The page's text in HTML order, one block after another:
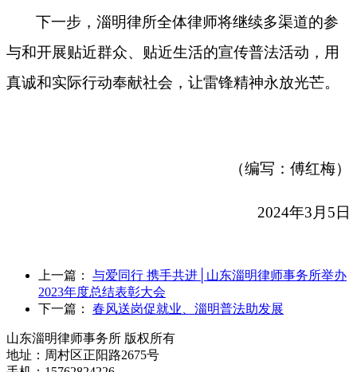
下一步，淄明律所全体律师将继续多渠道的参
与和开展贴近群众、贴近生活的宣传普法活动，用
真诚和实际行动奉献社会，让雷锋精神永放光芒。
（编写：傅红梅）
2024年3月5日
上一篇：
与爱同行 携手共进│山东淄明律师事务所举办
2023年度总结表彰大会
下一篇：
春风送岗促就业、淄明普法助发展
山东淄明律师事务所 版权所有
地址：周村区正阳路2675号